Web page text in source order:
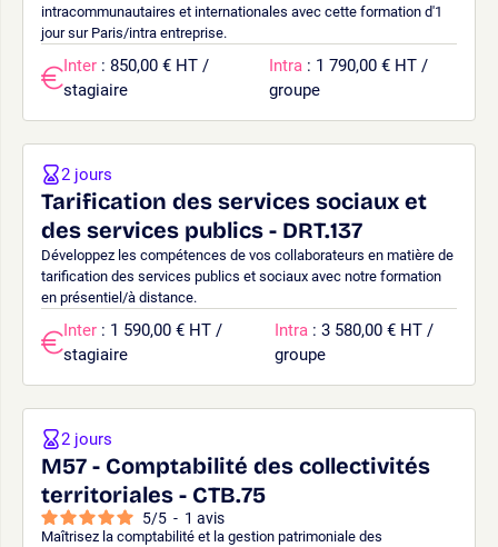
intracommunautaires et internationales avec cette formation d'1
jour sur Paris/intra entreprise.
Inter : 850,00 € HT /
stagiaire
Intra : 1 790,00 € HT /
groupe
Tarification des services sociaux et
des services publics - DRT.137
Développez les compétences de vos collaborateurs en matière de
tarification des services publics et sociaux avec notre formation
en présentiel/à distance.
2 jours
Inter : 1 590,00 € HT /
stagiaire
Intra : 3 580,00 € HT /
groupe
M57 - Comptabilité des collectivités
territoriales - CTB.75
5/5 - 1 avis
Maîtrisez la comptabilité et la gestion patrimoniale des
2 jours